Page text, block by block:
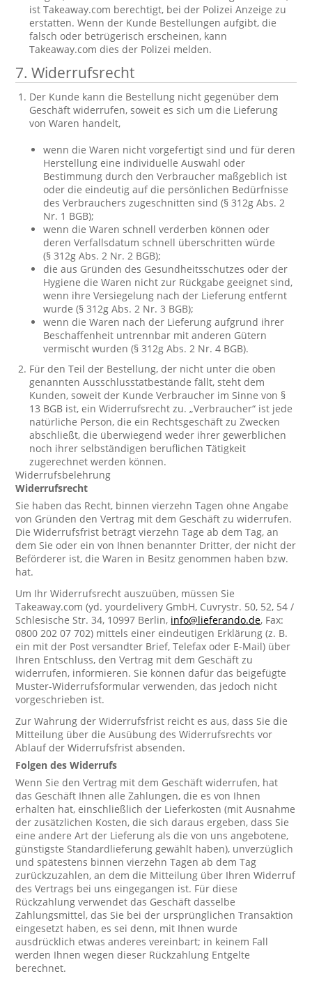
ist Takeaway.com berechtigt, bei der Polizei Anzeige zu
erstatten. Wenn der Kunde Bestellungen aufgibt, die
falsch oder betrügerisch erscheinen, kann
Takeaway.com dies der Polizei melden.
7. Widerrufsrecht
Der Kunde kann die Bestellung nicht gegenüber dem
Geschäft widerrufen, soweit es sich um die Lieferung
von Waren handelt,
wenn die Waren nicht vorgefertigt sind und für deren
Herstellung eine individuelle Auswahl oder
Bestimmung durch den Verbraucher maßgeblich ist
oder die eindeutig auf die persönlichen Bedürfnisse
des Verbrauchers zugeschnitten sind (§ 312g Abs. 2
Nr. 1 BGB);
wenn die Waren schnell verderben können oder
deren Verfallsdatum schnell überschritten würde
(§ 312g Abs. 2 Nr. 2 BGB);
die aus Gründen des Gesundheitsschutzes oder der
Hygiene die Waren nicht zur Rückgabe geeignet sind,
wenn ihre Versiegelung nach der Lieferung entfernt
wurde (§ 312g Abs. 2 Nr. 3 BGB);
wenn die Waren nach der Lieferung aufgrund ihrer
Beschaffenheit untrennbar mit anderen Gütern
vermischt wurden (§ 312g Abs. 2 Nr. 4 BGB).
Für den Teil der Bestellung, der nicht unter die oben
genannten Ausschlusstatbestände fällt, steht dem
Kunden, soweit der Kunde Verbraucher im Sinne von §
13 BGB ist, ein Widerrufsrecht zu. „Verbraucher“ ist jede
natürliche Person, die ein Rechtsgeschäft zu Zwecken
abschließt, die überwiegend weder ihrer gewerblichen
noch ihrer selbständigen beruflichen Tätigkeit
zugerechnet werden können.
Widerrufsbelehrung
Widerrufsrecht
Sie haben das Recht, binnen vierzehn Tagen ohne Angabe
von Gründen den Vertrag mit dem Geschäft zu widerrufen.
Die Widerrufsfrist beträgt vierzehn Tage ab dem Tag, an
dem Sie oder ein von Ihnen benannter Dritter, der nicht der
Beförderer ist, die Waren in Besitz genommen haben bzw.
hat.
Um Ihr Widerrufsrecht auszuüben, müssen Sie
Takeaway.com (yd. yourdelivery GmbH, Cuvrystr. 50, 52, 54 /
Schlesische Str. 34, 10997 Berlin, info@lieferando.de, Fax:
0800 202 07 702) mittels einer eindeutigen Erklärung (z. B.
ein mit der Post versandter Brief, Telefax oder E-Mail) über
Ihren Entschluss, den Vertrag mit dem Geschäft zu
widerrufen, informieren. Sie können dafür das beigefügte
Muster-Widerrufsformular verwenden, das jedoch nicht
vorgeschrieben ist.
Zur Wahrung der Widerrufsfrist reicht es aus, dass Sie die
Mitteilung über die Ausübung des Widerrufsrechts vor
Ablauf der Widerrufsfrist absenden.
Folgen des Widerrufs
Wenn Sie den Vertrag mit dem Geschäft widerrufen, hat
das Geschäft Ihnen alle Zahlungen, die es von Ihnen
erhalten hat, einschließlich der Lieferkosten (mit Ausnahme
der zusätzlichen Kosten, die sich daraus ergeben, dass Sie
eine andere Art der Lieferung als die von uns angebotene,
günstigste Standardlieferung gewählt haben), unverzüglich
und spätestens binnen vierzehn Tagen ab dem Tag
zurückzuzahlen, an dem die Mitteilung über Ihren Widerruf
des Vertrags bei uns eingegangen ist. Für diese
Rückzahlung verwendet das Geschäft dasselbe
Zahlungsmittel, das Sie bei der ursprünglichen Transaktion
eingesetzt haben, es sei denn, mit Ihnen wurde
ausdrücklich etwas anderes vereinbart; in keinem Fall
werden Ihnen wegen dieser Rückzahlung Entgelte
berechnet.